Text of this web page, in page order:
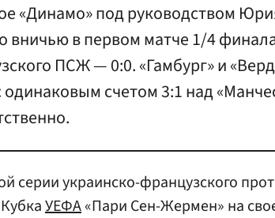
«Динамо» под руководством
вничью в первом матче 1/4
ПСЖ — 0:0. «Гамбург» и
одинаковым счетом 3:1 над
серии украинско-французского
УЕФА«Пари Сен-Жермен» на